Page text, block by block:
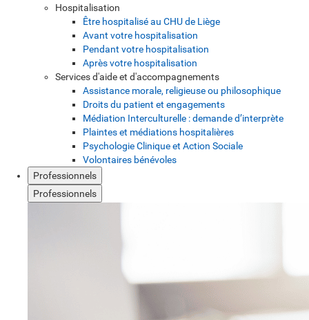
Hospitalisation
Être hospitalisé au CHU de Liège
Avant votre hospitalisation
Pendant votre hospitalisation
Après votre hospitalisation
Services d'aide et d'accompagnements
Assistance morale, religieuse ou philosophique
Droits du patient et engagements
Médiation Interculturelle : demande d’interprète
Plaintes et médiations hospitalières
Psychologie Clinique et Action Sociale
Volontaires bénévoles
Professionnels
Professionnels